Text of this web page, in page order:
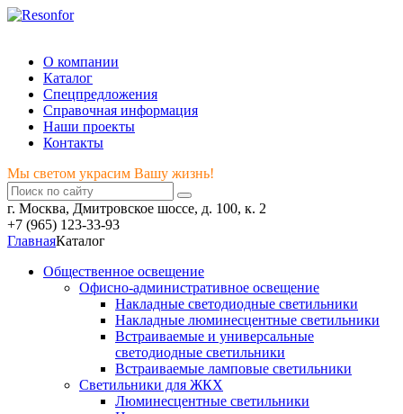
О компании
Каталог
Спецпредложения
Справочная информация
Наши проекты
Контакты
Мы светом украсим Вашу жизнь!
г. Москва, Дмитровское шоссе, д. 100, к. 2
+7 (965) 123-33-93
ГлавнаяКаталог
Общественное освещение
Офисно-административное освещение
Накладные светодиодные светильники
Накладные люминесцентные светильники
Встраиваемые и универсальные
светодиодные светильники
Встраиваемые ламповые светильники
Светильники для ЖКХ
Люминесцентные светильники